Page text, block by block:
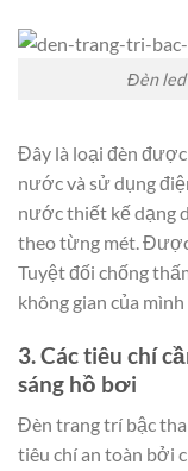
Đèn led
Đây là loại đèn
nước và sử dụng
nước thiết kế dạng
theo từng mét.
Tuyệt đối chống
không gian của
3. Các tiêu chí
sáng hồ bơi
Đèn trang trí bậc
tiêu chí an toàn bởi